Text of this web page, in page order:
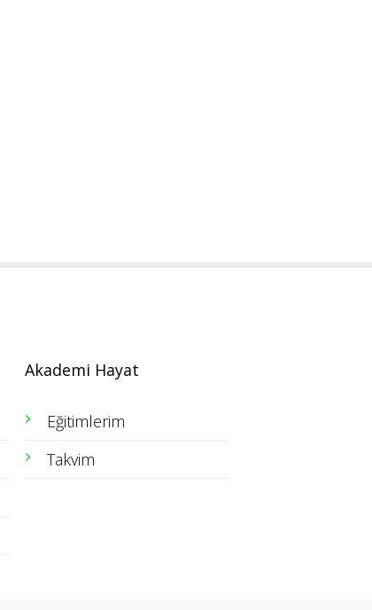
Akademi Hayat
Eğitimlerim
Takvim